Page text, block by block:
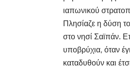
ιαπωνικού
Πλησίαζε η δύση
στο νησί Σαϊπάν.
υποβρύχια, όταν
καταδυθούν και